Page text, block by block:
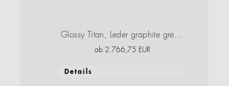
Glossy Titan, Leder graphite green, Hochglanzlack
ab 2.766,75 EUR
Details